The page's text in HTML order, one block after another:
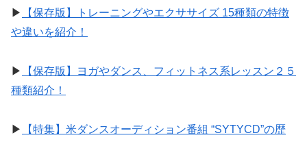
▶︎
【保存版】トレーニングやエクササイズ 15種類の特徴
や違いを紹介！
▶︎
【保存版】ヨガやダンス、フィットネス系レッスン２５
種類紹介！
▶︎
【特集】米ダンスオーディション番組 “SYTYCD”の歴